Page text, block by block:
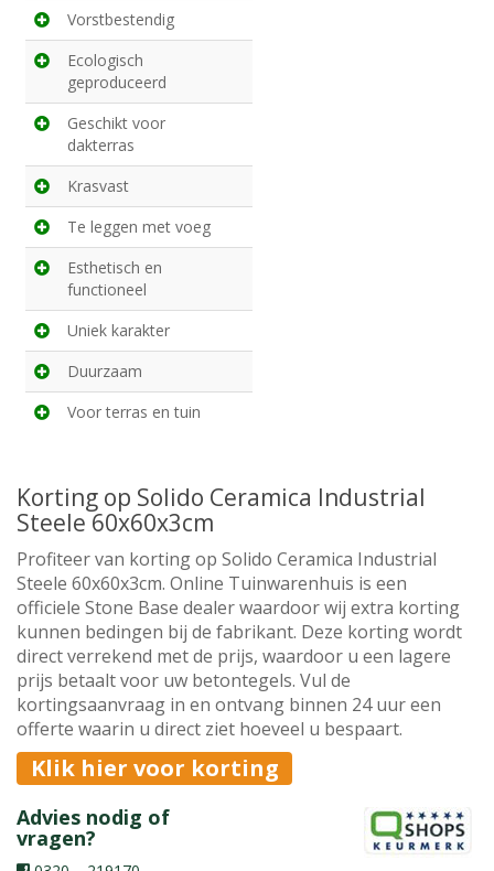
Vorstbestendig
Ecologisch
geproduceerd
Geschikt voor
dakterras
Krasvast
Te leggen met voeg
Esthetisch en
functioneel
Uniek karakter
Duurzaam
Voor terras en tuin
Korting op Solido Ceramica Industrial
Steele 60x60x3cm
Profiteer van korting op Solido Ceramica Industrial
Steele 60x60x3cm. Online Tuinwarenhuis is een
officiele Stone Base dealer waardoor wij extra korting
kunnen bedingen bij de fabrikant. Deze korting wordt
direct verrekend met de prijs, waardoor u een lagere
prijs betaalt voor uw betontegels. Vul de
kortingsaanvraag in en ontvang binnen 24 uur een
offerte waarin u direct ziet hoeveel u bespaart.
Klik hier voor korting
Advies nodig of
vragen?